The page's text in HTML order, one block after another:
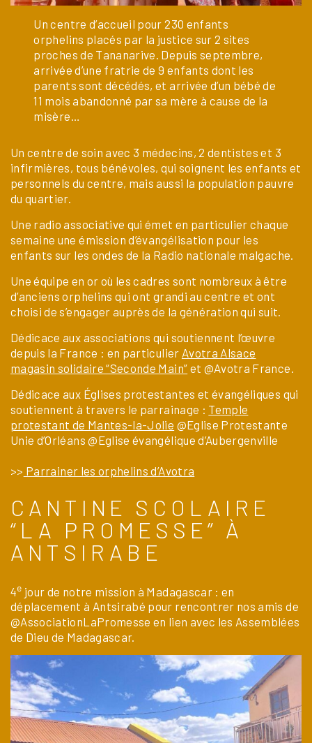
Un centre d’accueil pour 230 enfants
orphelins placés par la justice sur 2 sites
proches de Tananarive. Depuis septembre,
arrivée d’une fratrie de 9 enfants dont les
parents sont décédés, et arrivée d’un bébé de
11 mois abandonné par sa mère à cause de la
misère…
Un centre de soin avec 3 médecins, 2 dentistes et 3
infirmières, tous bénévoles, qui soignent les enfants et
personnels du centre, mais aussi la population pauvre
du quartier.
Une radio associative qui émet en particulier chaque
semaine une émission d’évangélisation pour les
enfants sur les ondes de la Radio nationale malgache.
Une équipe en or où les cadres sont nombreux à être
d’anciens orphelins qui ont grandi au centre et ont
choisi de s’engager auprès de la génération qui suit.
Dédicace aux associations qui soutiennent l’œuvre
depuis la France : en particulier Avotra Alsace
magasin solidaire “Seconde Main” et @Avotra France.
Dédicace aux Églises protestantes et évangéliques qui
soutiennent à travers le parrainage : Temple
protestant de Mantes-la-Jolie @Eglise Protestante
Unie d’Orléans @Eglise évangélique d’Aubergenville
>> Parrainer les orphelins d’Avotra
CANTINE SCOLAIRE
“LA PROMESSE” À
ANTSIRABE
4e jour de notre mission à Madagascar : en
déplacement à Antsirabé pour rencontrer nos amis de
@AssociationLaPromesse en lien avec les Assemblées
de Dieu de Madagascar.